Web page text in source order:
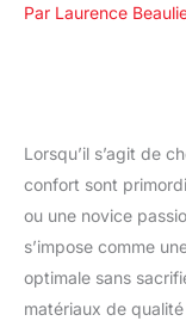
Par Laurence
Lorsqu’il s’agit de
confort sont
ou une novice
s’impose comme
optimale sans
matériaux de